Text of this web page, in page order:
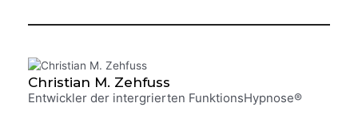
Christian M. Zehfuss
Entwickler der intergrierten FunktionsHypnose®